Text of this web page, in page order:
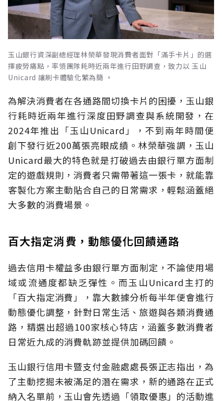
玉山銀行資深副總經理林榮華發現消費者面對「滿手卡片」的選
擇疲勞痛點，率領團隊耗時近兩年進行田野調查，致力以 玉山
Unicard 讓刷卡體驗化繁為簡 。
為解決消費者在各通路間切換卡片的困擾，玉山銀
行耗時近兩年進行深度田野調查與系統開發，在
2024年推出「玉山Unicard」，不到兩年時間便
創下發行近200萬張亮眼成績。林榮華強調，玉山
Unicard最大的特色就是打破過去由銀行單方面制
定的遊戲規則，消費者只需帶著這一張卡，就能靠
客製化方案主動貼合自己的日常需求，輕鬆涵蓋絕
大多數的消費場景。
百大指定消費，動態優化回饋通路
過去信用卡權益多由銀行單方面制定，不論使用場
域或流通度都缺乏彈性。而玉山Unicard主打的
「百大指定消費」，靠大數據分析每半年便會進行
動態優化調整，針對日常生活、旅遊與各類消費通
路，精選出超過100家核心特店，涵蓋多數消費者
日常近九成的消費軌跡並提供加碼回饋。
玉山銀行信用卡暨支付金融處處長張正志指出，為
了主動挖掘未被滿足的潛在需求，新的通路在正式
納入名單前，玉山會先透過「領取優惠」的活動進